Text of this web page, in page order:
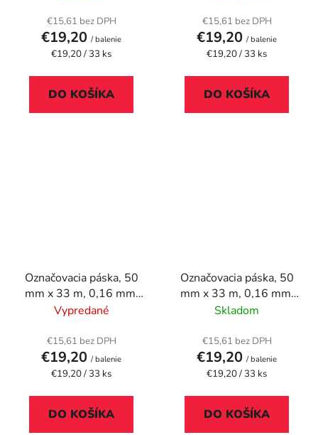
€15,61 bez DPH
€19,20 / balenie
Jednotková
€19,20 / 33 ks
DO KOŠÍKA
€15,61 bez DPH
€19,20 / balenie
Jednotková
€19,20 / 33 ks
DO KOŠÍKA
Označovacia páska, 50
mm x 33 m, 0,16 mm,
DURABLE
Vypredané
€15,61 bez DPH
€19,20 / balenie
Jednotková
€19,20 / 33 ks
DO KOŠÍKA
Označovacia páska, 50
mm x 33 m, 0,16 mm,
DURABLE
Skladom
€15,61 bez DPH
€19,20 / balenie
Jednotková
€19,20 / 33 ks
DO KOŠÍKA